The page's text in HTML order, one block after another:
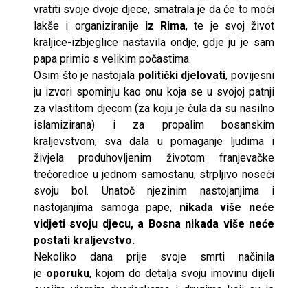
vratiti svoje dvoje djece, smatrala je da će to moći
lakše i organiziranije iz Rima, te je svoj život
kraljice-izbjeglice nastavila ondje, gdje ju je sam
papa primio s velikim počastima.
Osim što je nastojala politički djelovati, povijesni
ju izvori spominju kao onu koja se u svojoj patnji
za vlastitom djecom (za koju je čula da su nasilno
islamizirana) i za propalim bosanskim
kraljevstvom, sva dala u pomaganje ljudima i
živjela produhovljenim životom franjevačke
trećoredice u jednom samostanu, strpljivo noseći
svoju bol. Unatoč njezinim nastojanjima i
nastojanjima samoga pape, nikada više neće
vidjeti svoju djecu, a Bosna nikada više neće
postati kraljevstvo.
Nekoliko dana prije svoje smrti načinila
je oporuku, kojom do detalja svoju imovinu dijeli